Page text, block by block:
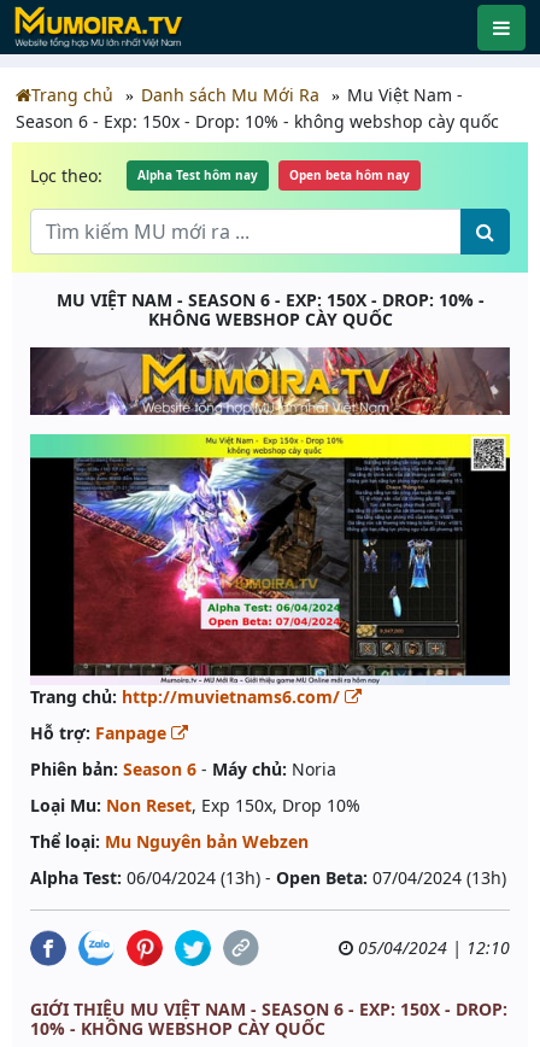
Trang chủ Danh sách Mu Mới Ra
Mu Việt Nam -
Season 6 - Exp: 150x - Drop: 10% - không webshop cày quốc
Lọc theo: Alpha Test hôm nay Open beta hôm nay
MU VIỆT NAM - SEASON 6 - EXP: 150X - DROP: 10% -
KHÔNG WEBSHOP CÀY QUỐC
Trang chủ: http://muvietnams6.com/
Hỗ trợ: Fanpage
Phiên bản: Season 6 - Máy chủ: Noria
Loại Mu: Non Reset, Exp 150x, Drop 10%
Thể loại: Mu Nguyên bản Webzen
Alpha Test: 06/04/2024 (13h) - Open Beta: 07/04/2024 (13h)
05/04/2024 | 12:10
GIỚI THIỆU MU VIỆT NAM - SEASON 6 - EXP: 150X - DROP:
10% - KHÔNG WEBSHOP CÀY QUỐC